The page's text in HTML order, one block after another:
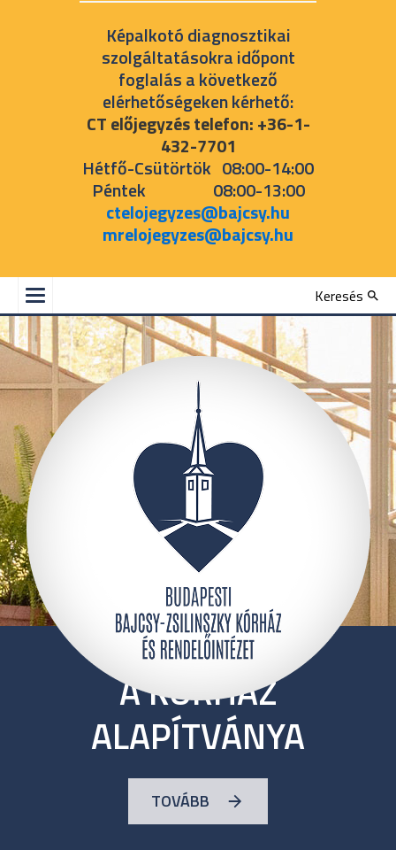
Képalkotó diagnosztikai
szolgáltatásokra időpont
foglalás a következő
elérhetőségeken kérhető:
CT előjegyzés telefon: +36-1-
432-7701
Hétfő-Csütörtök 08:00-14:00
Péntek 08:00-13:00
ctelojegyzes@bajcsy.hu
mrelojegyzes@bajcsy.hu
Keresés
A KÓRHÁZ
ALAPÍTVÁNYA
TOVÁBB